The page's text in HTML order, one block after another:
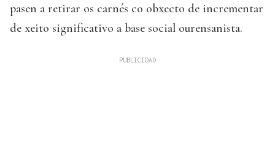
pasen a retirar os carnés co obxecto de incrementar
de xeito significativo a base social ourensanista.